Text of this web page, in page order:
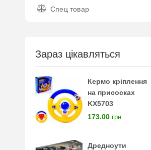
Спец товар
Зараз цікавляться
Кермо кріплення
на присосках
KX5703
173.00 грн.
Дредноути